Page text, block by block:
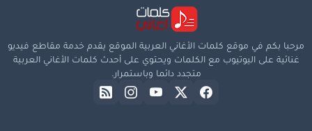
مرحبا بكم في موقع كلمات الأغاني العربية الموقع يقدم خدمة مقاطع فيديو
غنائية على اليوتيوب مع الكلمات ويحتوي على أحدث كلمات الأغاني العربية
متجدد دائما وباستمرار.